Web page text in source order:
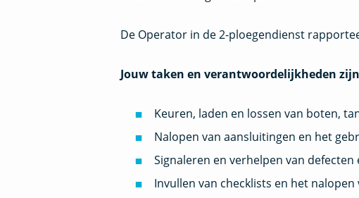
De Operator in de 2-ploegendienst
Jouw taken en verantwoordelijkheden
Keuren, laden en lossen van boten,
Nalopen van aansluitingen en het
Signaleren en verhelpen van defecten
Invullen van checklists en het